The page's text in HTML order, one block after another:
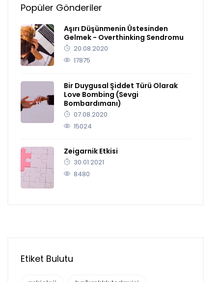
Popüler Gönderiler
Aşırı Düşünmenin Üstesinden
Gelmek - Overthinking Sendromu
20.08.2020
17875
Bir Duygusal Şiddet Türü Olarak
Love Bombing (Sevgi
Bombardımanı)
07.08.2020
15024
Zeigarnik Etkisi
30.01.2021
8480
Etiket Bulutu